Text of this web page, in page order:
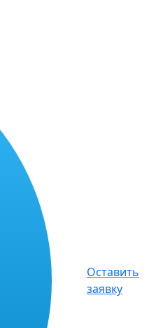
Оставить
заявку